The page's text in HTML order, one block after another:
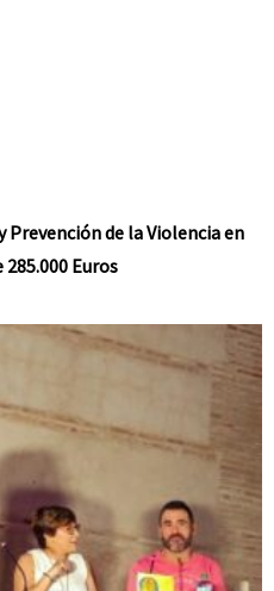
de la Violencia en
Euros